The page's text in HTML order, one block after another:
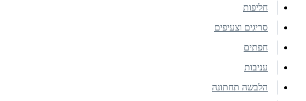
חליפות
סריגים וצעיפים
חפתים
עניבות
הלבשה תחתונה